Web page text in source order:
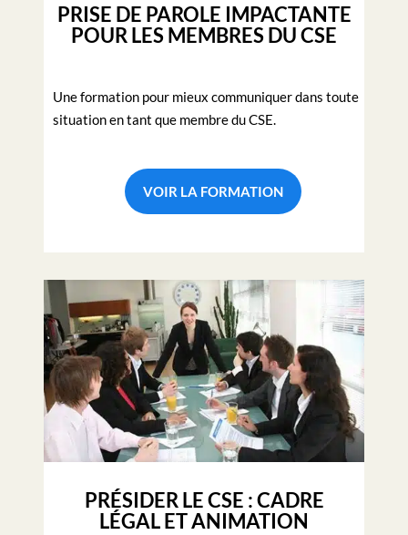
PRISE DE PAROLE IMPACTANTE
POUR LES MEMBRES DU CSE
Une formation pour mieux communiquer dans toute
situation en tant que membre du CSE.
VOIR LA FORMATION
PRÉSIDER LE CSE : CADRE
LÉGAL ET ANIMATION